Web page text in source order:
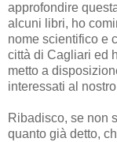
approfondire
alcuni libri, ho
nome scientifico e
città di Cagliari ed
metto a
interessati al
Ribadisco, se non
quanto già detto,